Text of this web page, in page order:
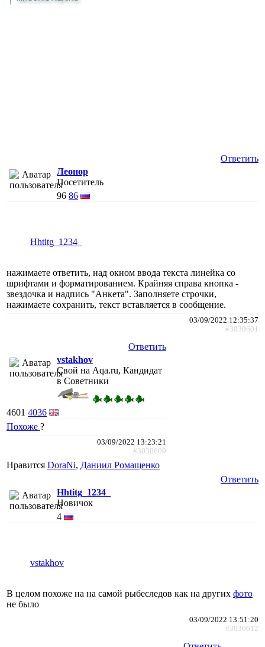
Ответить
Леонор
Посетитель
96 86
Hhtitg_1234_
нажимаете ответить, над окном ввода текста линейка со
шрифтами и форматированием. Крайняя справа кнопка -
звездочка и надпись "Анкета". Заполняете строчки,
нажимаете сохранить, текст вставляется в сообщение.
03/09/2022 12:35:37
#3030601
Ответить
vstakhov
Свой на Aqa.ru, Кандидат
в Советники
4601 4036
Похоже ?
03/09/2022 13:23:21
#3030609
Нравится DoraNi, Даниил Ромащенко
Ответить
Hhtitg_1234_
Новичок
4
vstakhov
В целом похоже на на самой рыбеследов как на других фото
не было
03/09/2022 13:51:20
#3030612